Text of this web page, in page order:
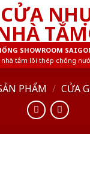
SHOWROOM
tắm lõi thép chống
PHẨM / CỬA